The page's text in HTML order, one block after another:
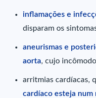
inflamações e
disparam os
aneurismas e
aorta, cujo
arritmias cardíacas,
cardíaco esteja